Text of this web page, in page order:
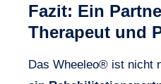
Fazit: Ein
Therapeut und
Das Wheeleo® ist nicht